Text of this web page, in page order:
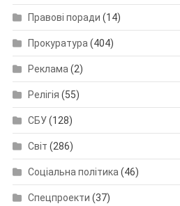
Правові поради (14)
Прокуратура(404)
Реклама(2)
Релігія (55)
СБУ(128)
Світ (286)
Соціальна політика(46)
Спецпроекти (37)